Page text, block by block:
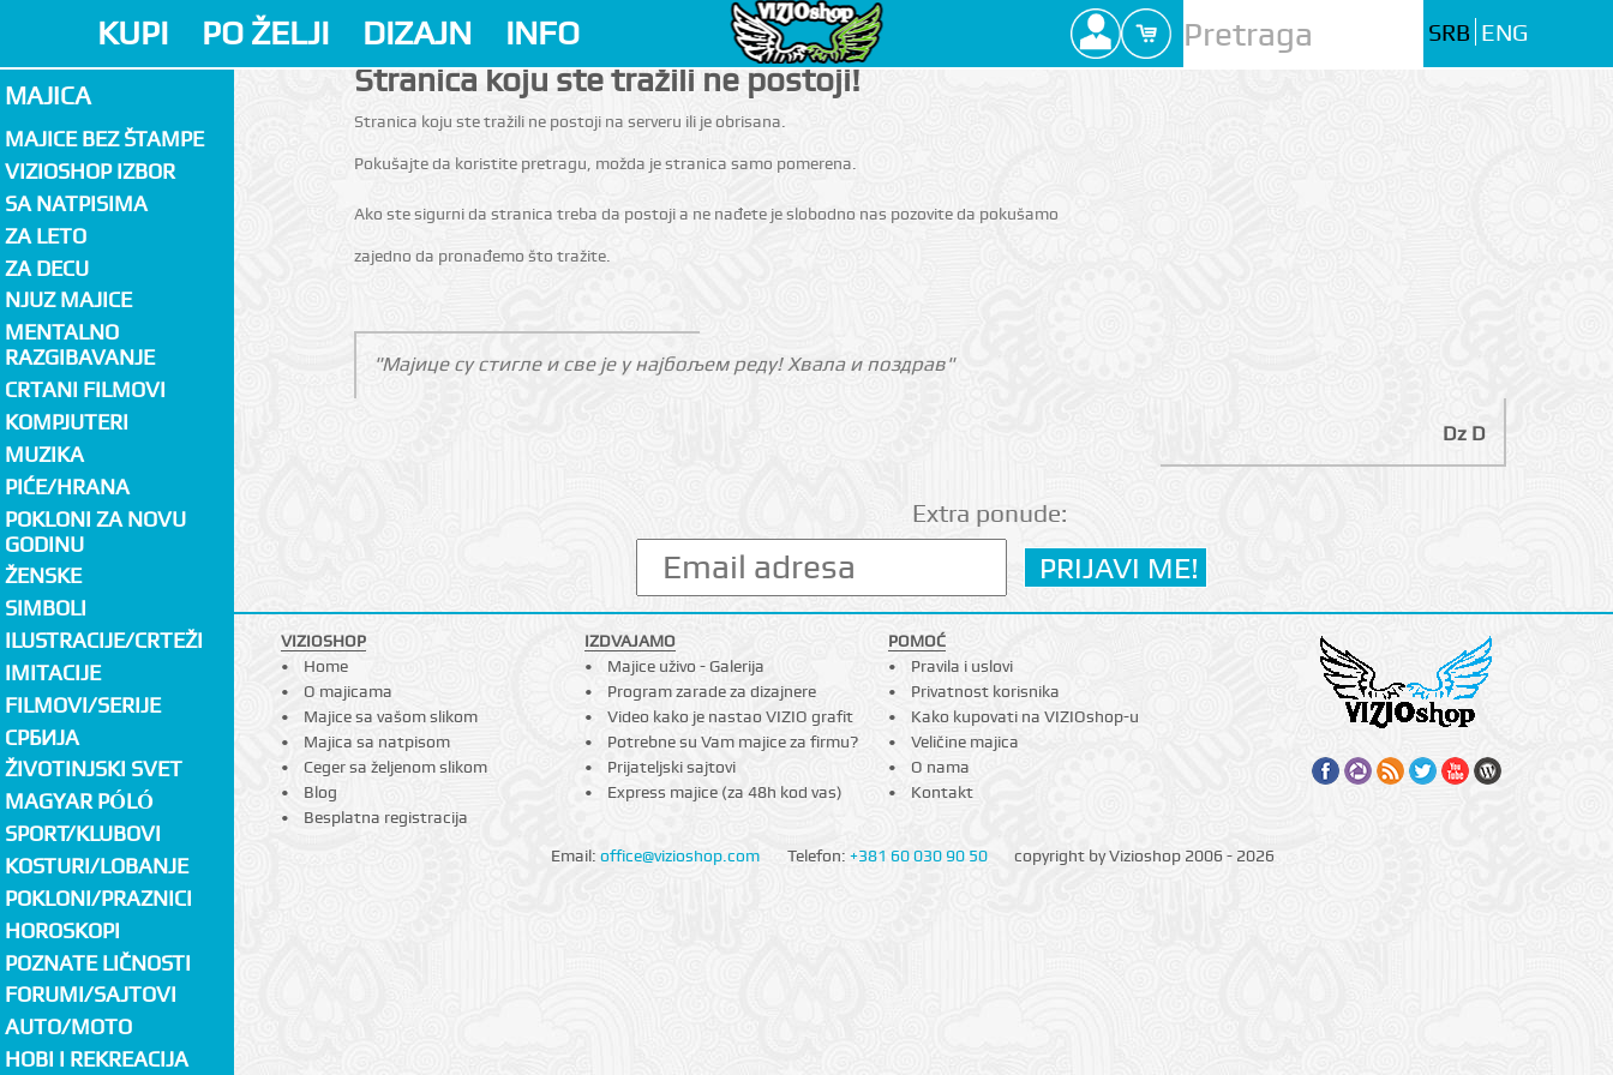
KUPI PO ŽELJI DIZAJN INFO SRB ENG
MAJICA
MAJICE BEZ ŠTAMPE
VIZIOSHOP IZBOR
SA NATPISIMA
ZA LETO
ZA DECU
NJUZ MAJICE
MENTALNO
RAZGIBAVANJE
CRTANI FILMOVI
KOMPJUTERI
MUZIKA
PIĆE/HRANA
POKLONI ZA NOVU
GODINU
ŽENSKE
SIMBOLI
ILUSTRACIJE/CRTEŽI
IMITACIJE
FILMOVI/SERIJE
СРБИЈА
ŽIVOTINJSKI SVET
MAGYAR PÓLÓ
SPORT/KLUBOVI
KOSTURI/LOBANJE
POKLONI/PRAZNICI
HOROSKOPI
POZNATE LIČNOSTI
FORUMI/SAJTOVI
AUTO/MOTO
HOBI I REKREACIJA
Stranica koju ste tražili ne postoji!
Stranica koju ste tražili ne postoji na serveru ili je obrisana.
Pokušajte da koristite pretragu, možda je stranica samo pomerena.
Ako ste sigurni da stranica treba da postoji a ne nađete je slobodno nas pozovite da pokušamo
zajedno da pronađemo što tražite.
"Мајице су стигле и све је у најбољем реду! Хвала и поздрав"
Dz D
Extra ponude:
VIZIOSHOP
Home
O majicama
Majice sa vašom slikom
Majica sa natpisom
Ceger sa željenom slikom
Blog
Besplatna registracija
IZDVAJAMO
Majice uživo - Galerija
Program zarade za dizajnere
Video kako je nastao VIZIO grafit
Potrebne su Vam majice za firmu?
Prijateljski sajtovi
Express majice (za 48h kod vas)
POMOĆ
Pravila i uslovi
Privatnost korisnika
Kako kupovati na VIZIOshop-u
Veličine majica
O nama
Kontakt
Email: office@vizioshop.com Telefon: +381 60 030 90 50 copyright by Vizioshop 2006 - 2026